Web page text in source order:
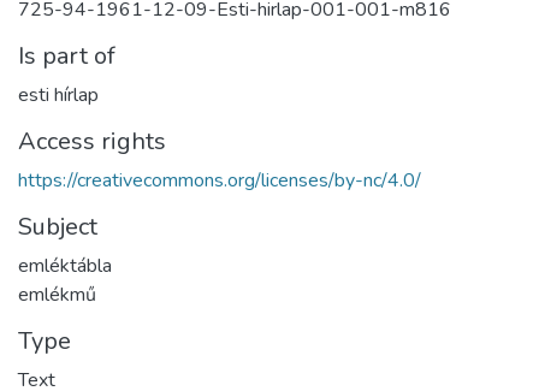
725-94-1961-12-09-Esti-hirlap-001-001-m816
Is part of
esti hírlap
Access rights
https://creativecommons.org/licenses/by-nc/4.0/
Subject
emléktábla
emlékmű
Type
Text